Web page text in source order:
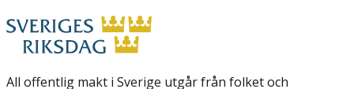
All offentlig makt i Sverige utgår från folket och